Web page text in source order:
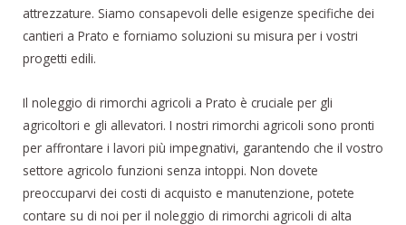
attrezzature. Siamo consapevoli delle esigenze specifiche dei
cantieri a Prato e forniamo soluzioni su misura per i vostri
progetti edili.
Il noleggio di rimorchi agricoli a Prato è cruciale per gli
agricoltori e gli allevatori. I nostri rimorchi agricoli sono pronti
per affrontare i lavori più impegnativi, garantendo che il vostro
settore agricolo funzioni senza intoppi. Non dovete
preoccuparvi dei costi di acquisto e manutenzione, potete
contare su di noi per il noleggio di rimorchi agricoli di alta